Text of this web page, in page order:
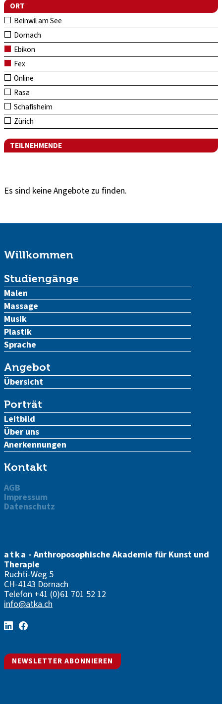
ORT
Beinwil am See
Dornach
Ebikon
Fex
Online
Rasa
Schafisheim
Zürich
TEILNEHMENDE
Es sind keine Angebote zu finden.
Willkommen
Studiengänge
Malen
Massage
Musik
Plastik
Sprache
Angebot
Übersicht
Porträt
Leitbild
Über uns
Anerkennungen
Kontakt
AGB
Impressum
Datenschutz
atka - Anthroposophische Akademie für Kunst und
Therapie
Ruchti-Weg 5
CH-4143 Dornach
Telefon +41 (0)61 701 52 12
info@atka.ch
NEWSLETTER ABONNIEREN